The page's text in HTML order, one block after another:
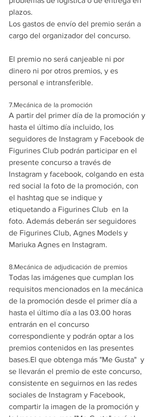
plazos.
Los gastos de envío del premio serán a
cargo del organizador del concurso.
El premio no será canjeable ni por
dinero ni por otros premios, y es
personal e intransferible.
7.Mecánica de la promoción
A partir del primer día de la promoción y
hasta el último día incluido, los
seguidores de Instagram y Facebook de
Figurines Club podrán participar en el
presente concurso a través de
Instagram y facebook, colgando en esta
red social la foto de la promoción, con
el hashtag que se indique y
etiquetando a Figurines Club  en la
foto. Además deberán ser seguidores
de Figurines Club, Agnes Models y
Mariuka Agnes en Instagram.
8.Mecánica de adjudicación de premios
Todas las imágenes que cumplan los
requisitos mencionados en la mecánica
de la promoción desde el primer día a
hasta el último día a las 03.00 horas
entrarán en el concurso
correspondiente y podrán optar a los
premios contenidos en las presentes
bases.El que obtenga más "Me Gusta"  y
se llevarán el premio de este concurso,
consistente en seguirnos en las redes
sociales de Instagram y Facebook,
compartir la imagen de la promoción y